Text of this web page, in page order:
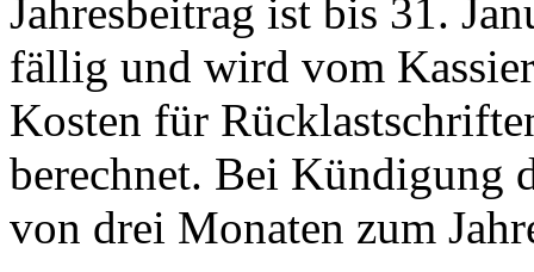
Jahresbeitrag ist bis 31.
fällig und wird vom
Kosten für
berechnet. Bei Kündigung
von drei Monaten zum